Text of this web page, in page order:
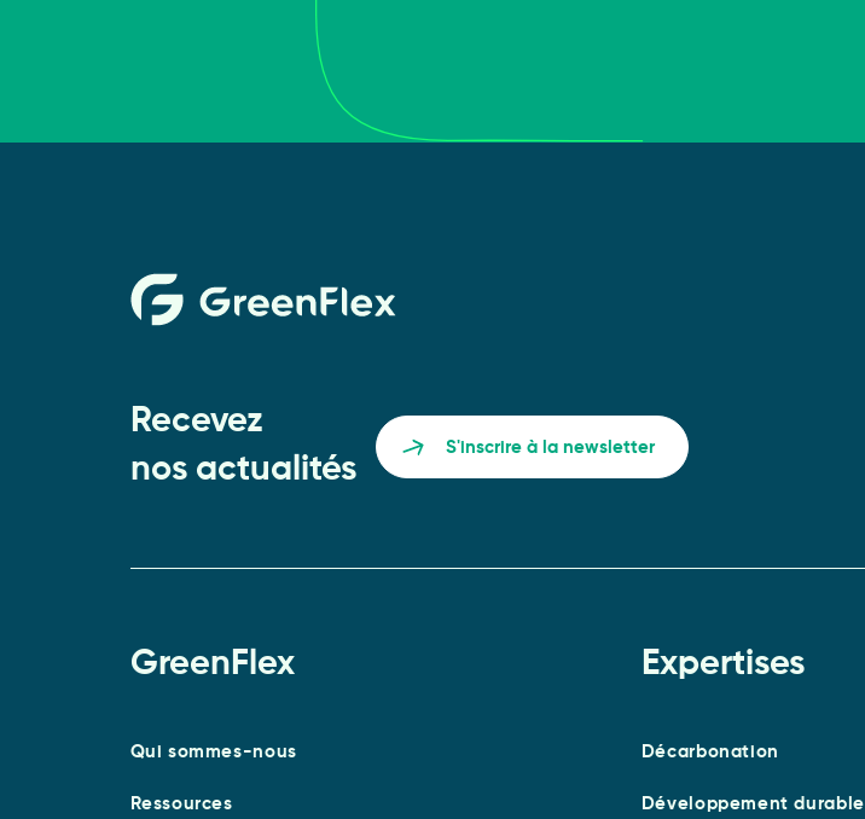
Recevez
nos actualités
S'inscrire à la newsletter
GreenFlex
Qui sommes-nous
Ressources
Expertises
Décarbonation
Développement durable